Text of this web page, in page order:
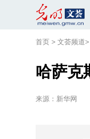
首页 > 文荟频道>
哈萨克
来源： 新华网